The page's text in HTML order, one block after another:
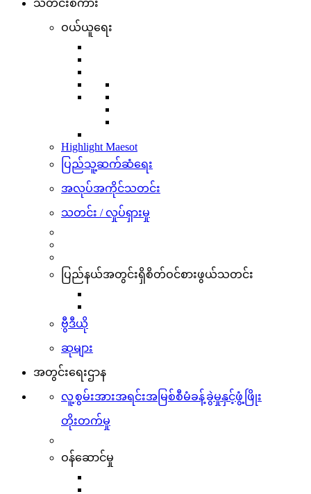
သတင်းစကား
ဝယ်ယူရေး
Highlight Maesot
ပြည်သူ့ဆက်ဆံရေး
အလုပ်အကိုင်သတင်း
သတင်း / လှုပ်ရှားမှု
ပြည်နယ်အတွင်းရှိစိတ်ဝင်စားဖွယ်သတင်း
ဗွီဒီယို
ဆုများ
အတွင်းရေးဌာန
လူ့စွမ်းအားအရင်းအမြစ်စီမံခန့်ခွဲမှုနှင့်ဖွံ့ဖြိုး
တိုးတက်မှု
ဝန်ဆောင်မှု